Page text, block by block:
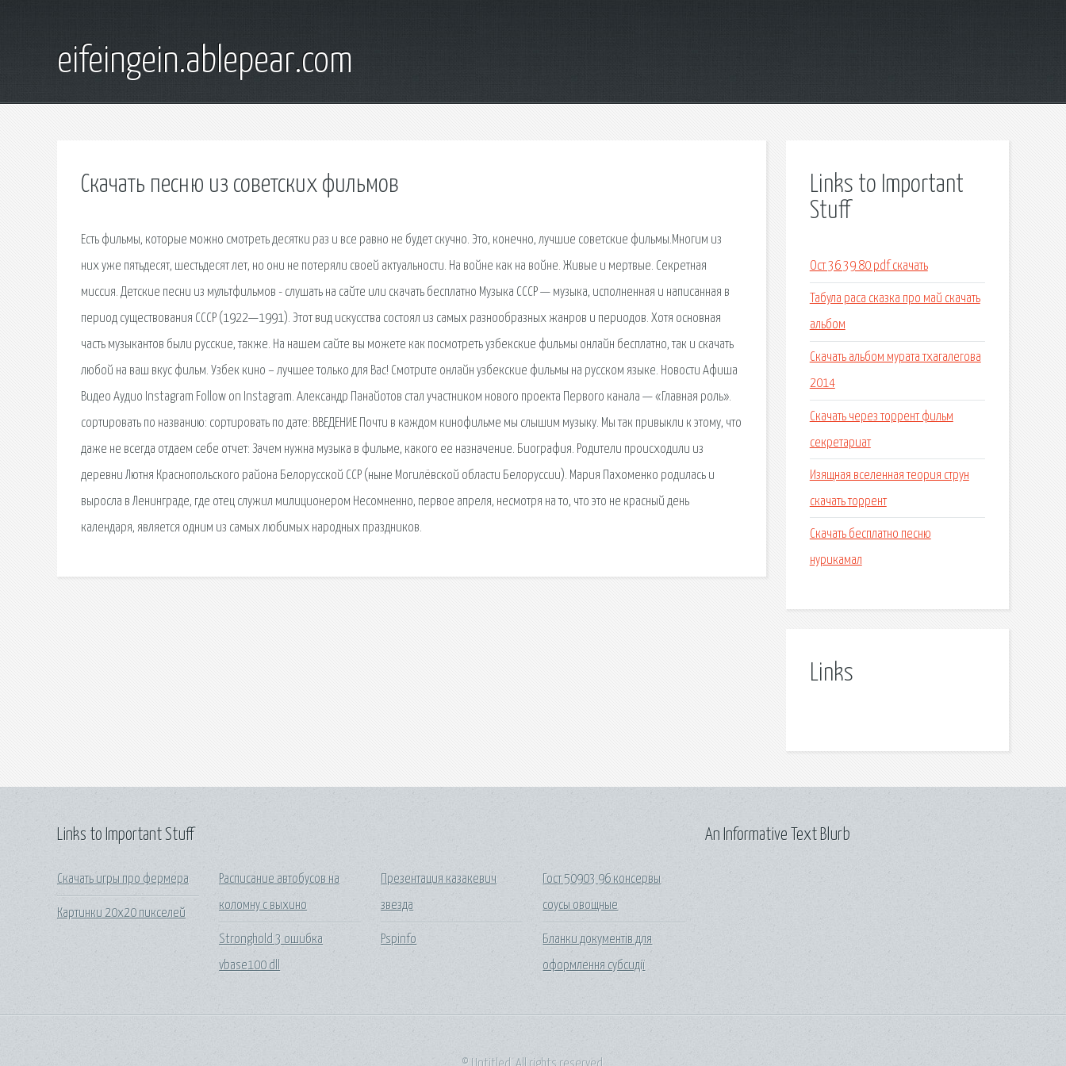
eifeingein.ablepear.com
Скачать песню из советских фильмов
Есть фильмы, которые можно смотреть десятки раз и все равно не будет скучно. Это, конечно, лучшие советские фильмы.Многим из
них уже пятьдесят, шестьдесят лет, но они не потеряли своей актуальности. На войне как на войне. Живые и мертвые. Секретная
миссия. Детские песни из мультфильмов - слушать на сайте или скачать бесплатно Музыка СССР — музыка, исполненная и написанная в
период существования СССР (1922—1991). Этот вид искусства состоял из самых разнообразных жанров и периодов. Хотя основная
часть музыкантов были русские, также. На нашем сайте вы можете как посмотреть узбекские фильмы онлайн бесплатно, так и скачать
любой на ваш вкус фильм. Узбек кино – лучшее только для Вас! Смотрите онлайн узбекские фильмы на русском языке. Новости Афиша
Видео Аудио Instagram Follow on Instagram. Александр Панайотов стал участником нового проекта Первого канала — «Главная роль».
сортировать по названию: сортировать по дате: ВВЕДЕНИЕ Почти в каждом кинофильме мы слышим музыку. Мы так привыкли к этому, что
даже не всегда отдаем себе отчет: Зачем нужна музыка в фильме, какого ее назначение. Биография. Родители происходили из
деревни Лютня Краснопольского района Белорусской ССР (ныне Могилёвской области Белоруссии). Мария Пахоменко родилась и
выросла в Ленинграде, где отец служил милиционером Несомненно, первое апреля, несмотря на то, что это не красный день
календаря, является одним из самых любимых народных праздников.
Links to Important
Stuff
Ост 36 39 80 pdf скачать
Табула раса сказка про май скачать
альбом
Скачать альбом мурата тхагалегова
2014
Скачать через торрент фильм
секретариат
Изящная вселенная теория струн
скачать торрент
Скачать бесплатно песню
нурикамал
Links
Links to Important Stuff
Скачать игры про фермера
Картинки 20х20 пикселей
Расписание автобусов на
коломну с выхино
Stronghold 3 ошибка
vbase100 dll
Презентация казакевич
звезда
Pspinfo
Гост 50903 96 консервы
соусы овощные
Бланки документів для
оформлення субсидії
An Informative Text Blurb